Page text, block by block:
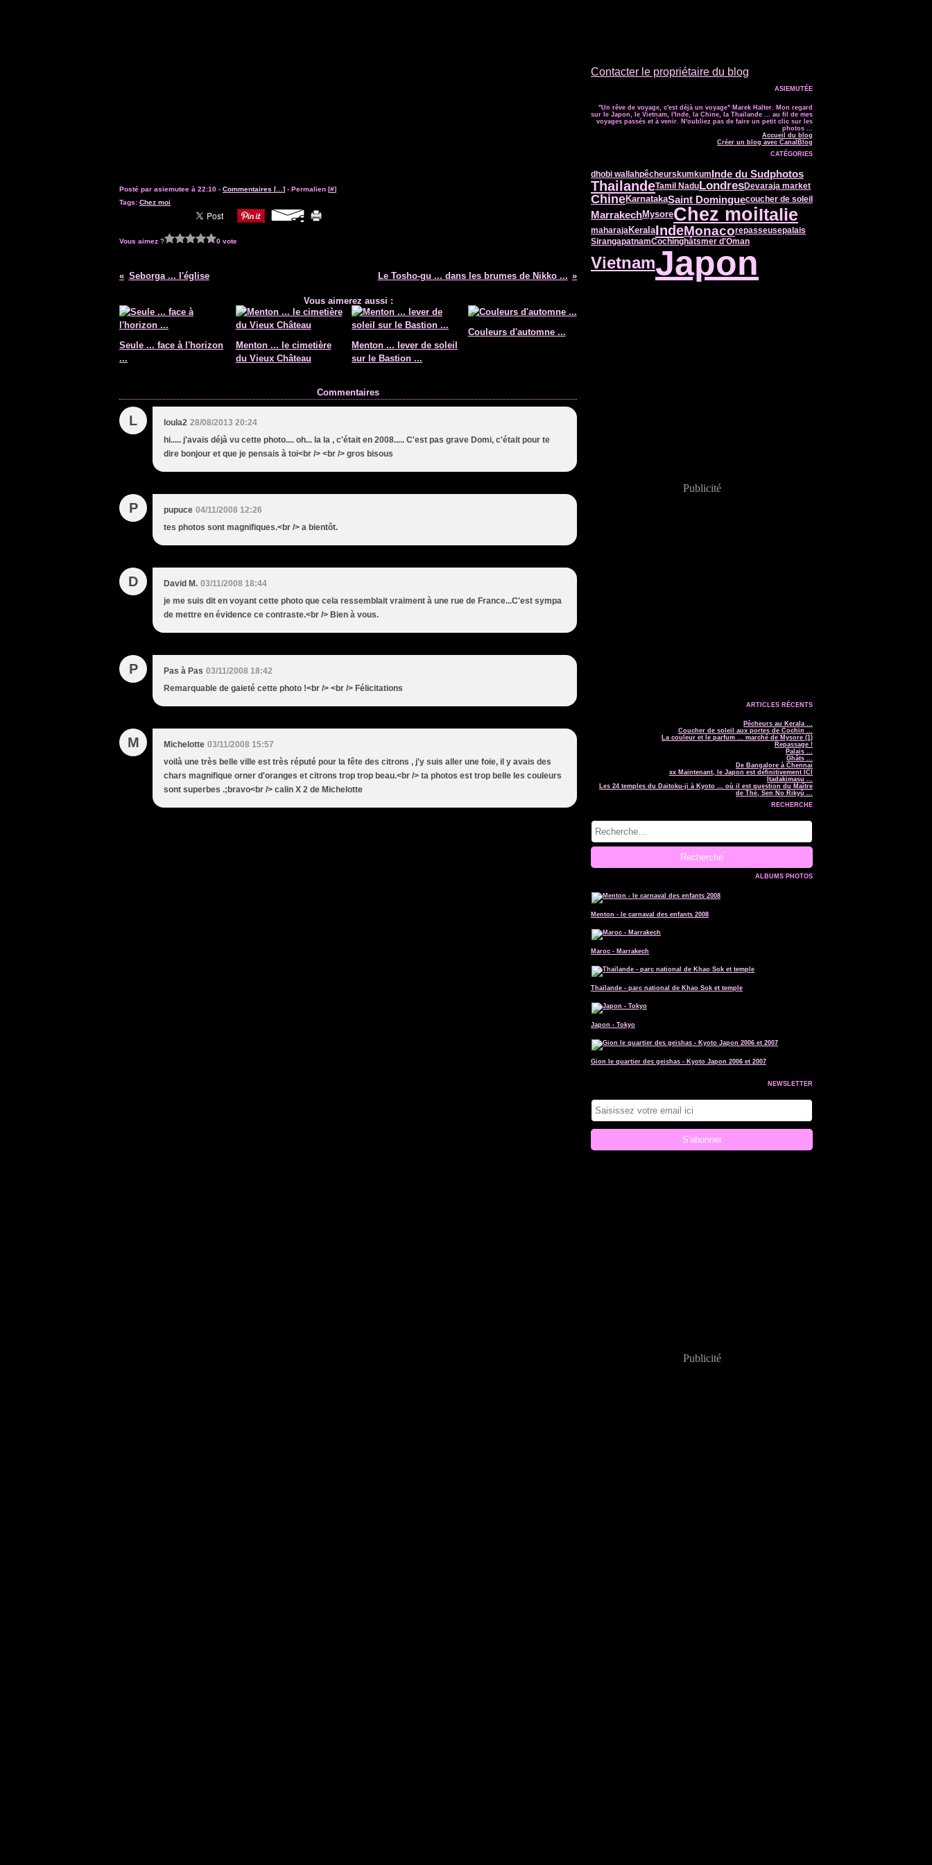
Posté par asiemutee à 22:10 - Commentaires [… ] - Permalien [#]
Tags: Chez moi
Vous aimez ? 0 vote
Seborga ... l'église Le Tosho-gu ... dans les brumes de Nikko ...
Vous aimerez aussi :
Seule ... face à l'horizon
...
Menton ... le cimetière
du Vieux Château
Menton ... lever de soleil
sur le Bastion ...
Couleurs d'automne ...
Commentaires
L loula2 28/08/2013 20:24
hi..... j'avais déjà vu cette photo.... oh... la la , c'était en 2008..... C'est pas grave Domi, c'était pour te
dire bonjour et que je pensais à toi<br /> <br /> gros bisous
P pupuce 04/11/2008 12:26
tes photos sont magnifiques.<br /> a bientôt.
D David M. 03/11/2008 18:44
je me suis dit en voyant cette photo que cela ressemblait vraiment à une rue de France...C'est sympa
de mettre en évidence ce contraste.<br /> Bien à vous.
P Pas à Pas 03/11/2008 18:42
Remarquable de gaieté cette photo !<br /> <br /> Félicitations
M Michelotte 03/11/2008 15:57
voilà une très belle ville est très réputé pour la fête des citrons , j'y suis aller une foie, il y avais des
chars magnifique orner d'oranges et citrons trop trop beau.<br /> ta photos est trop belle les couleurs
sont superbes .;bravo<br /> calin X 2 de Michelotte
Contacter le propriétaire du blog
ASIEMUTÉE
"Un rêve de voyage, c'est déjà un voyage" Marek Halter. Mon regard
sur le Japon, le Vietnam, l'Inde, la Chine, la Thaïlande ... au fil de mes
voyages passés et à venir. N'oubliez pas de faire un petit clic sur les
photos ...
Accueil du blog
Créer un blog avec CanalBlog
CATÉGORIES
dhobi wallahpêcheurs kumkum Inde du Sud photos
ThailandeTamil NaduLondresDevaraja market
ChineKarnatakaSaint Dominguecoucher de soleil
MarrakechMysoreChez moiItalie
maharajaKeralaIndeMonacorepasseusepalais
SirangapatnamCochinghâtsmer d'Oman
VietnamJapon
Publicité
ARTICLES RÉCENTS
Pêcheurs au Kerala ...
Coucher de soleil aux portes de Cochin ...
La couleur et le parfum ... marché de Mysore (1)
Repassage !
Palais ...
Ghâts ...
De Bangalore à Chennai
xx Maintenant, le Japon est définitivement ICI
Itadakimasu ...
Les 24 temples du Daitoku-ji à Kyoto ... où il est question du Maître
de Thé, Sen No Rikyû ...
RECHERCHE
ALBUMS PHOTOS
Menton - le carnaval des enfants 2008
Maroc - Marrakech
Thaïlande - parc national de Khao Sok et temple
Japon - Tokyo
Gion le quartier des geishas - Kyoto Japon 2006 et 2007
NEWSLETTER
Publicité